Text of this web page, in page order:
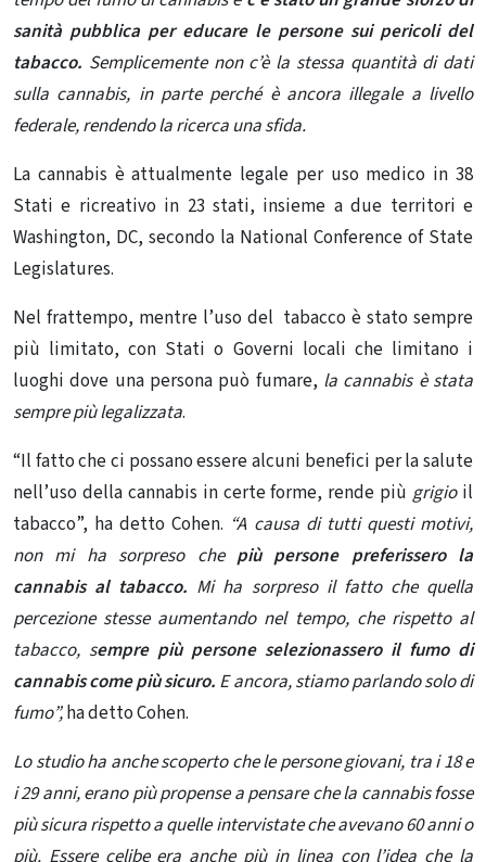
sanità pubblica per educare le persone sui pericoli del
tabacco. Semplicemente non c’è la stessa quantità di dati
sulla cannabis, in parte perché è ancora illegale a livello
federale, rendendo la ricerca una sfida.
La cannabis è attualmente legale per uso medico in 38
Stati e ricreativo in 23 stati, insieme a due territori e
Washington, DC, secondo la National Conference of State
Legislatures.
Nel frattempo, mentre l’uso del tabacco è stato sempre
più limitato, con Stati o Governi locali che limitano i
luoghi dove una persona può fumare, la cannabis è stata
sempre più legalizzata.
“Il fatto che ci possano essere alcuni benefici per la salute
nell’uso della cannabis in certe forme, rende più grigioil
tabacco”, ha detto Cohen. “A causa di tutti questi motivi,
non mi ha sorpreso chepiù persone preferissero la
cannabis al tabacco. Mi ha sorpreso il fatto che quella
percezione stesse aumentando nel tempo, che rispetto al
tabacco, sempre più persone selezionassero il fumo di
cannabiscome più sicuro. E ancora, stiamo parlando solo di
fumo”,ha detto Cohen.
Lo studio ha anche scoperto che le persone giovani, tra i 18 e
i 29 anni, erano più propense a pensare che la cannabis fosse
più sicura rispetto a quelle intervistate che avevano 60 anni o
più. Essere celibe era anche più in linea con l’idea che la